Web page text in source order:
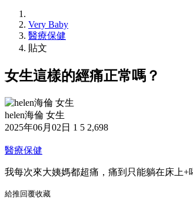
Very Baby
醫療保健
貼文
女生這樣的經痛正常嗎？
helen海倫 女生
2025年06月02日 1 5 2,698
醫療保健
我每次來大姨媽都超痛，痛到只能躺在床上
給推回覆收藏